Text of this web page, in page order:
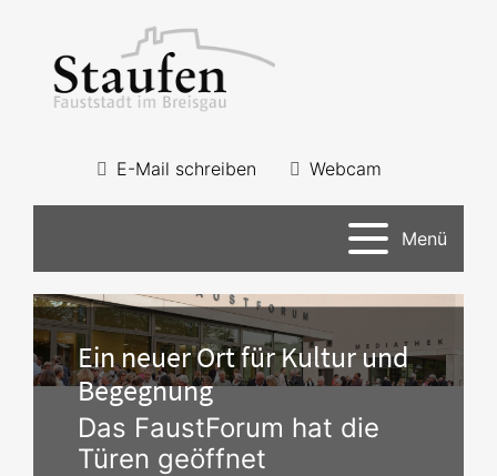
E-Mail schreiben Webcam
Menü
Ein neuer Ort für Kultur und
Begegnung
Das FaustForum hat die
Türen geöffnet